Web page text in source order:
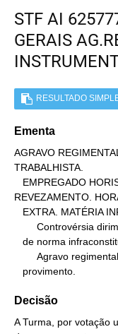
STF AI
GERAIS
RESULTADO
Ementa
AGRAVO
TRABALHISTA.
REVEZAMENTO.
   provimento.
Decisão
A Turma, por votação